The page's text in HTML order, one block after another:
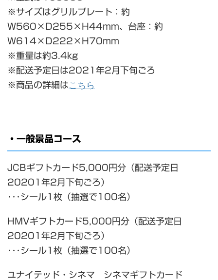
※サイズはグリルプレート：約
W560×D255×H44mm、台座：約
W614×D222×H70mm
※重量は約3.4kg
※配送予定日は2021年2月下旬ごろ
※商品の詳細はこちら
・一般景品コース
JCBギフトカード5,000円分（配送予定日
20201年2月下旬ごろ）
･･･シール1枚（抽選で100名）
HMVギフトカード5,000円分（配送予定日
20201年2月下旬ごろ）
･･･シール1枚（抽選で100名）
ユナイテッド・シネマ シネマギフトカード